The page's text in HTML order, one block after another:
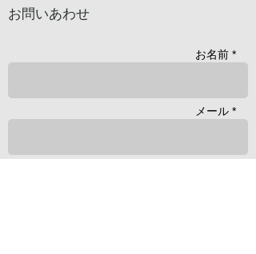
お問いあわせ
お名前 *
メール *